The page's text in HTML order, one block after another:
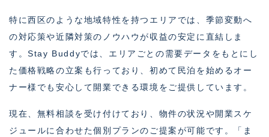
特に西区のような地域特性を持つエリアでは、季節変動へ
の対応策や近隣対策のノウハウが収益の安定に直結しま
す。Stay Buddyでは、エリアごとの需要データをもとにし
た価格戦略の立案も行っており、初めて民泊を始めるオー
ナー様でも安心して開業できる環境をご提供しています。
現在、無料相談を受け付けており、物件の状況や開業スケ
ジュールに合わせた個別プランのご提案が可能です。「ま